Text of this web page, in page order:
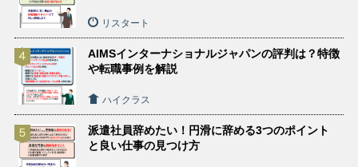
リスタート
AIMSインターナショナルジャパンの評判は？特徴
や転職事例を解説
ハイクラス
派遣社員辞めたい！円滑に辞める3つのポイント
と良い仕事の見つけ方